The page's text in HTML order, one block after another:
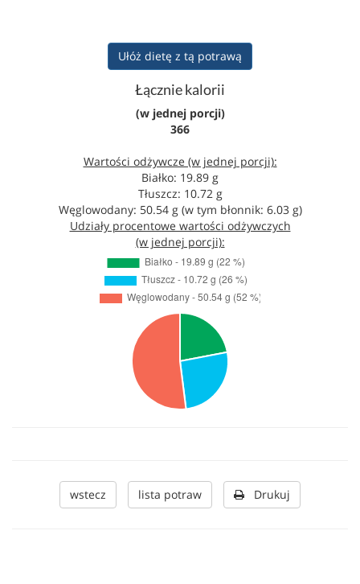
Ułóż dietę z tą potrawą
Łącznie kalorii
(w jednej porcji)
366
Wartości odżywcze (w jednej porcji):
Białko: 19.89 g
Tłuszcz: 10.72 g
Węglowodany: 50.54 g (w tym błonnik: 6.03 g)
Udziały procentowe wartości odżywczych
(w jednej porcji):
wstecz lista potraw Drukuj